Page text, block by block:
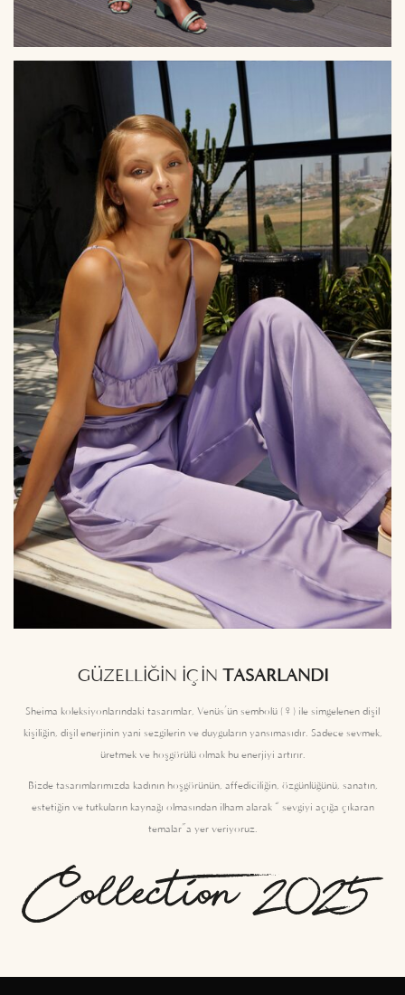
GÜZELLIĞIN IÇIN TASARLANDI
Sheima koleksiyonlarındaki tasarımlar, Venüs’ün sembolü (♀) ile simgelenen dişil
kişiliğin, dişil enerjinin yani sezgilerin ve duyguların yansımasıdır. Sadece sevmek,
üretmek ve hoşgörülü olmak bu enerjiyi artırır.
Bizde tasarımlarımızda kadının hoşgörünün, affediciliğin, özgünlüğünü, sanatın,
estetiğin ve tutkuların kaynağı olmasından ilham alarak “ sevgiyi açığa çıkaran
temalar”a yer veriyoruz.